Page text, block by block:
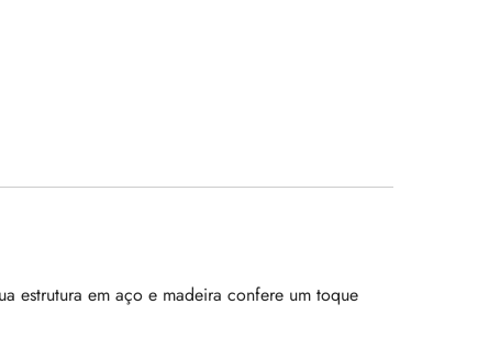
estrutura em aço e madeira confere um toque